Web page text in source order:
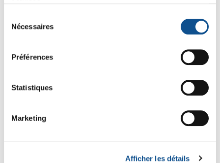
Nécessaires
Préférences
Statistiques
Marketing
Afficher les détails
14,61 € TTC15 ,72 € TTC